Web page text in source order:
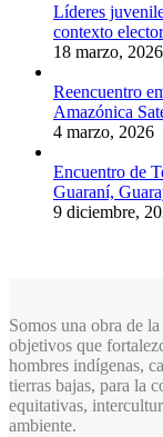
Líderes
contexto
18 marzo, 2026
Reencuentro
Amazónica
4 marzo, 2026
Encuentro de
Guaraní,
9 diciembre,
Somos una obra de
objetivos que
hombres indígenas,
tierras bajas, para la
equitativas,
ambiente.